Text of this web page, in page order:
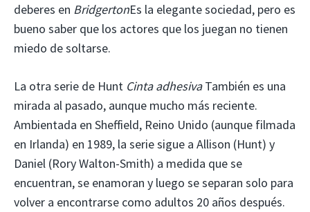
deberes en BridgertonEs la elegante sociedad, pero es
bueno saber que los actores que los juegan no tienen
miedo de soltarse.
La otra serie de Hunt Cinta adhesivaTambién es una
mirada al pasado, aunque mucho más reciente.
Ambientada en Sheffield, Reino Unido (aunque filmada
en Irlanda) en 1989, la serie sigue a Allison (Hunt) y
Daniel (Rory Walton-Smith) a medida que se
encuentran, se enamoran y luego se separan solo para
volver a encontrarse como adultos 20 años después.